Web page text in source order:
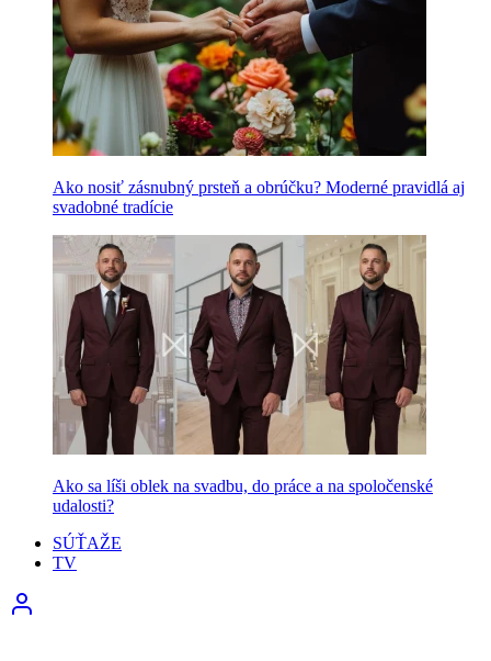
Ako nosiť zásnubný prsteň a obrúčku? Moderné pravidlá aj
svadobné tradície
Ako sa líši oblek na svadbu, do práce a na spoločenské
udalosti?
SÚŤAŽE
TV